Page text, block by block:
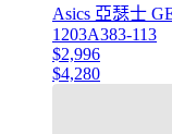
Asics 亞瑟士
1203A383-113
$2,996
$4,280